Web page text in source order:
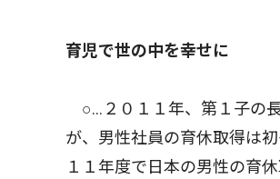
育児で世の中を幸せに
○…２０１１年、第１子の
が、男性社員の育休取得は
１１年度で日本の男性の育